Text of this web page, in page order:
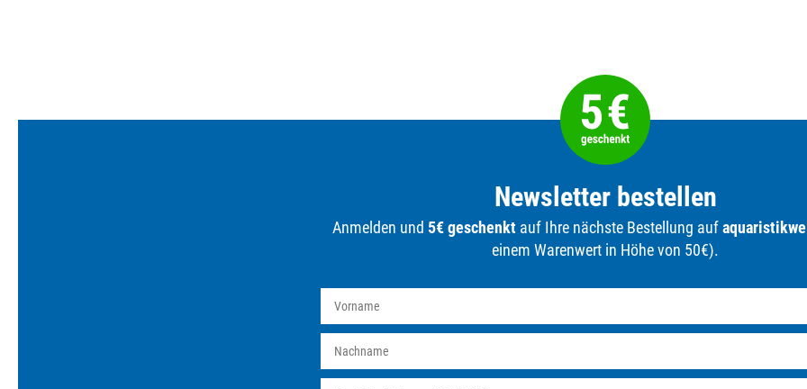
Newsletter bestellen
Anmelden und 5€ geschenkt auf Ihre nächste Bestellung auf
einem Warenwert in Höhe von 50€).